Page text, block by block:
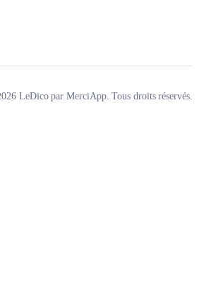
LeDico par MerciApp. Tous droits réservés.